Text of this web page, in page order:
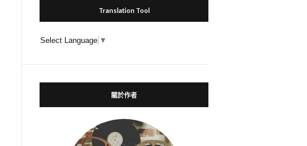
Translation Tool
Select Language ▼
關於作者